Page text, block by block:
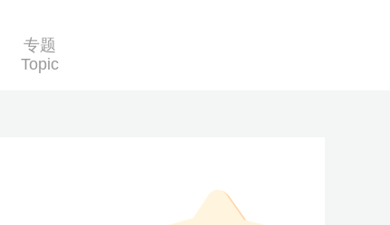
专题
Topic